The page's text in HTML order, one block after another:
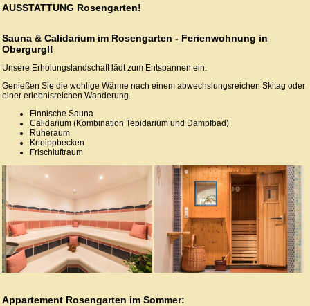
AUSSTATTUNG Rosengarten!
Sauna & Calidarium im Rosengarten - Ferienwohnung in
Obergurgl!
Unsere Erholungslandschaft lädt zum Entspannen ein.
Genießen Sie die wohlige Wärme nach einem abwechslungsreichen Skitag oder
einer erlebnisreichen Wanderung.
Finnische Sauna
Calidarium (Kombination Tepidarium und Dampfbad)
Ruheraum
Kneippbecken
Frischluftraum
Appartement Rosengarten im Sommer: